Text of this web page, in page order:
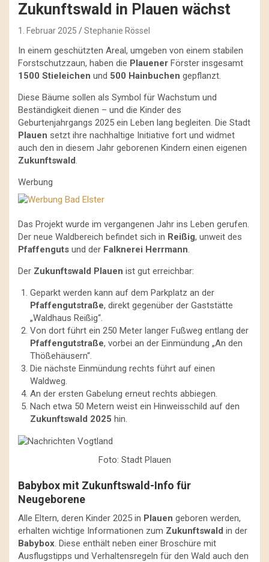
Zukunftswald in Plauen wächst
1. Februar 2025 Stephanie Rössel
In einem geschützten Areal, umgeben von einem stabilen
Forstschutzzaun, haben die Plauener Förster insgesamt
1500 Stieleichen und 500 Hainbuchen gepflanzt.
Diese Bäume sollen als Symbol für Wachstum und
Beständigkeit dienen – und die Kinder des
Geburtenjahrgangs 2025 ein Leben lang begleiten. Die Stadt
Plauen setzt ihre nachhaltige Initiative fort und widmet
auch den in diesem Jahr geborenen Kindern einen eigenen
Zukunftswald.
Werbung
Das Projekt wurde im vergangenen Jahr ins Leben gerufen.
Der neue Waldbereich befindet sich in Reißig, unweit des
Pfaffenguts und der Falknerei Herrmann.
Der Zukunftswald Plauen ist gut erreichbar:
Geparkt werden kann auf dem Parkplatz an der
Pfaffengutstraße, direkt gegenüber der Gaststätte
„Waldhaus Reißig“.
Von dort führt ein 250 Meter langer Fußweg entlang der
Pfaffengutstraße, vorbei an der Einmündung „An den
Thößehäusern“.
Die nächste Einmündung rechts führt auf einen
Waldweg.
An der ersten Gabelung erneut rechts abbiegen.
Nach etwa 50 Metern weist ein Hinweisschild auf den
Zukunftswald 2025 hin.
Foto: Stadt Plauen
Babybox mit Zukunftswald-Info für
Neugeborene
Alle Eltern, deren Kinder 2025 in Plauen geboren werden,
erhalten wichtige Informationen zum Zukunftswald in der
Babybox. Diese enthält neben einer Broschüre mit
Ausflugstipps und Verhaltensregeln für den Wald auch den